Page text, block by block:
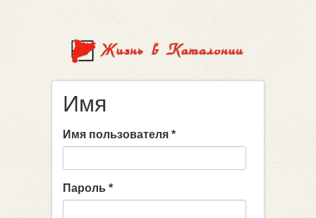
Имя
Имя пользователя *
Пароль *